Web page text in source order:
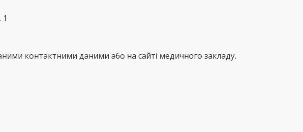
контактними даними або на сайті медичного закладу.